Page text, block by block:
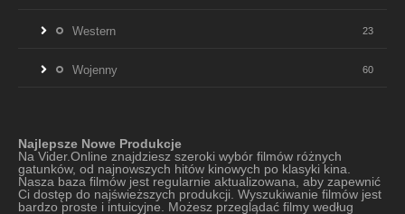
Western 23
Wojenny 60
Najlepsze Nowe Produkcje
Na Vider.Online znajdziesz szeroki wybór filmów różnych
gatunków, od najnowszych hitów kinowych po klasyki kina.
Nasza baza filmów jest regularnie aktualizowana, aby zapewnić
Ci dostęp do najświeższych produkcji. Wyszukiwanie filmów jest
bardzo proste i intuicyjne. Możesz przeglądać filmy według